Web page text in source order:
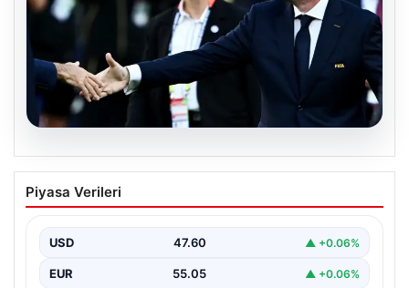
05.08.2026
Ürdün’den FIFA’ya sert tepki: ‘Şantajdan
başka bir şey değil’
Piyasa Verileri
USD 47.60 ▲ +0.06%
EUR 55.05 ▲ +0.06%